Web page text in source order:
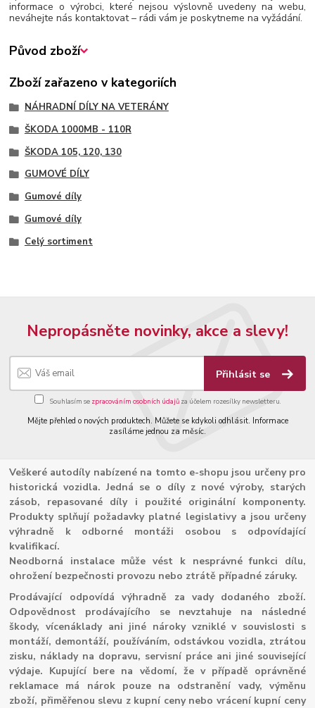
informace o výrobci, které nejsou výslovně uvedeny na webu,
neváhejte nás kontaktovat – rádi vám je poskytneme na vyžádání.
Původ zboží
Zboží zařazeno v kategoriích
NÁHRADNÍ DÍLY NA VETERÁNY
ŠKODA 1000MB - 110R
ŠKODA 105, 120, 130
GUMOVÉ DÍLY
Gumové díly
Gumové díly
Celý sortiment
Nepropásněte novinky, akce a slevy!
Přihlásit se
Souhlasím se zpracováním osobních údajůza účelem rozesílky newsletteru.
Mějte přehled o nových produktech. Můžete se kdykoli odhlásit. Informace
zasíláme jednou za měsíc.
Veškeré autodíly nabízené na tomto e-shopu jsou určeny pro
historická vozidla. Jedná se o díly z nové výroby, starých
zásob, repasované díly i použité originální komponenty.
Produkty splňují požadavky platné legislativy a jsou určeny
výhradně k odborné montáži osobou s odpovídající
kvalifikací.
Neodborná instalace může vést k nesprávné funkci dílu,
ohrožení bezpečnosti provozu nebo ztrátě případné záruky.
Prodávající odpovídá výhradně za vady dodaného zboží.
Odpovědnost prodávajícího se nevztahuje na následné
škody, vícenáklady ani jiné nároky vzniklé v souvislosti s
montáží, demontáží, používáním, odstávkou vozidla, ztrátou
zisku, náklady na dopravu, servisní práce ani jiné související
výdaje. Kupující bere na vědomí, že v případě oprávněné
reklamace má nárok pouze na odstranění vady, výměnu
zboží, přiměřenou slevu z kupní ceny nebo vrácení kupní ceny